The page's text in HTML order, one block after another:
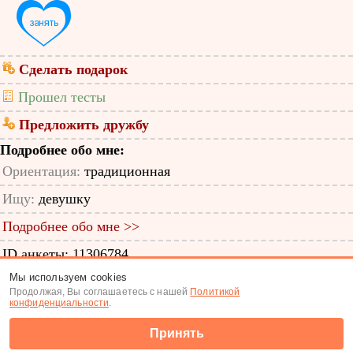
Сделать подарок
Прошел тесты
Предложить дружбу
Подробнее обо мне:
Ориентация: традиционная
Ищу: девушку
Подробнее обо мне >>
ID анкеты: 11306784
Знакомства|Поиск анкет
(c) Tabor.ru 2026
Мы используем cookies
Продолжая, Вы соглашаетесь с нашей Политикой
конфиденциальности.
Принять